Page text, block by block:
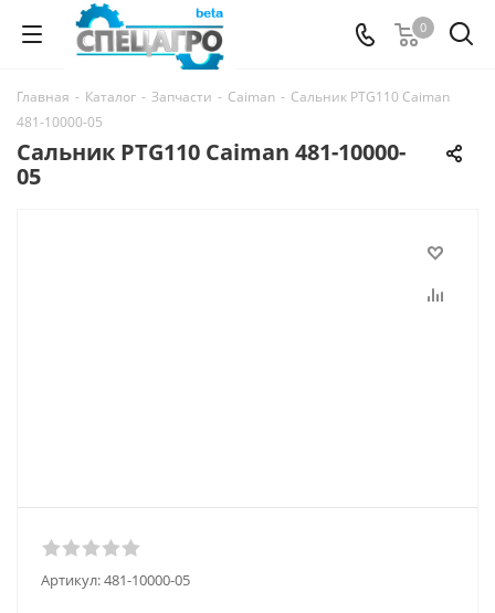
0
Главная - Каталог - Запчасти - Caiman - Сальник PTG110 Caiman
481-10000-05
Сальник PTG110 Caiman 481-10000-
05
Артикул:481-10000-05